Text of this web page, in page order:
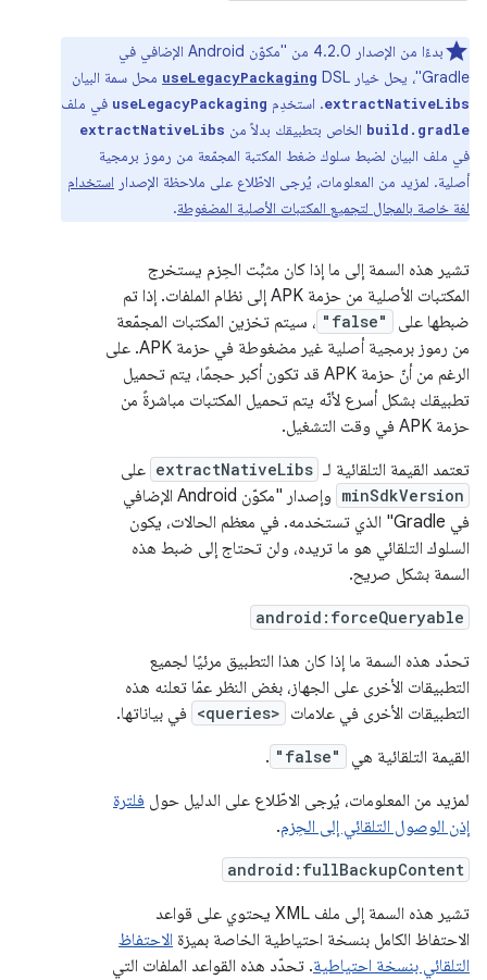
بدءًا من الإصدار 4.2.0 من "مكوّن Android الإضافي في
Gradle"، يحل خيار DSL
useLegacyPackaging محل سمة البيان
extractNativeLibs. استخدِم useLegacyPackaging في ملف
build.gradle الخاص بتطبيقك بدلاً من extractNativeLibs
في ملف البيان لضبط سلوك ضغط المكتبة المجمّعة من رموز برمجية
أصلية. لمزيد من المعلومات، يُرجى الاطّلاع على ملاحظة الإصدار استخدام
لغة خاصة بالمجال لتجميع المكتبات الأصلية المضغوطة.
تشير هذه السمة إلى ما إذا كان مثبِّت الحِزم يستخرج
المكتبات الأصلية من حزمة APK إلى نظام الملفات. إذا تم
ضبطها على
"false" ، سيتم تخزين المكتبات المجمّعة
من رموز برمجية أصلية غير مضغوطة في حزمة APK. على
الرغم من أنّ حزمة APK قد تكون أكبر حجمًا، يتم تحميل
تطبيقك بشكل أسرع لأنّه يتم تحميل المكتبات مباشرةً من
حزمة APK في وقت التشغيل.
تعتمد القيمة التلقائية لـ extractNativeLibs على
minSdkVersion
وإصدار "مكوّن Android الإضافي
في Gradle" الذي تستخدمه. في معظم الحالات، يكون
السلوك التلقائي هو ما تريده، ولن تحتاج إلى ضبط هذه
السمة بشكل صريح.
android:forceQueryable
تحدّد هذه السمة ما إذا كان هذا التطبيق مرئيًا لجميع
التطبيقات الأخرى على الجهاز، بغض النظر عمّا تعلنه هذه
التطبيقات الأخرى في علامات <queries> في بياناتها.
القيمة التلقائية هي
"false"
.
لمزيد من المعلومات، يُرجى الاطّلاع على الدليل حول فلترة
إذن الوصول التلقائي إلى الحِزم.
android:fullBackupContent
تشير هذه السمة إلى ملف XML يحتوي على قواعد
الاحتفاظ الكامل بنسخة احتياطية الخاصة بميزة الاحتفاظ
التلقائي بنسخة احتياطية. تحدّد هذه القواعد الملفات التي